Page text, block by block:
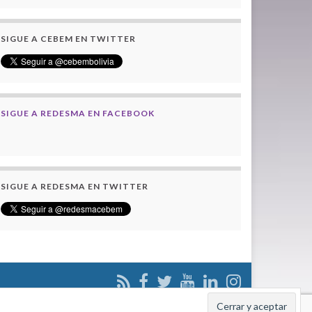
SIGUE A CEBEM EN TWITTER
SIGUE A REDESMA EN FACEBOOK
SIGUE A REDESMA EN TWITTER